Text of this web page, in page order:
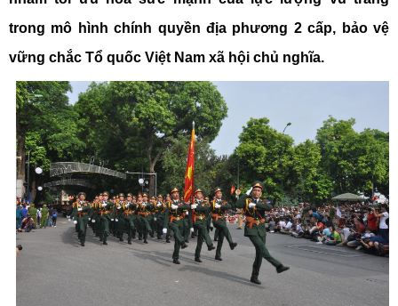
trong mô hình chính quyền địa phương 2 cấp, bảo vệ
vững chắc Tổ quốc Việt Nam xã hội chủ nghĩa.